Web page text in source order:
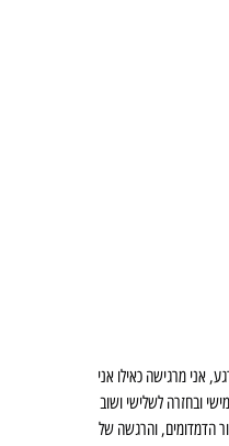
אני מרגישה כאילו אני
ובחזרה לשלישי ושוב
הדמדומים, והרגשה של